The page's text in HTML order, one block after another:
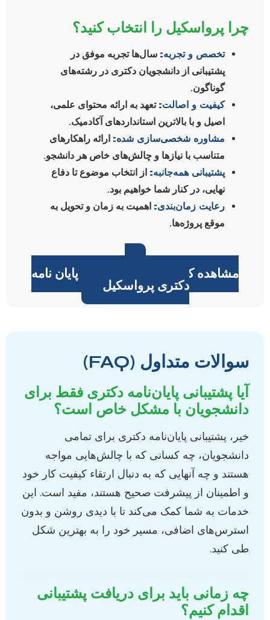
چرا پرواسکیل را انتخاب کنید؟
تخصص و تجربه: سال‌ها تجربه موفق در
پشتیبانی از دانشجویان دکتری در رشته‌های
گوناگون.
کیفیت و اصالت: تعهد به ارائه محتوای علمی،
اصیل و با بالاترین استانداردهای آکادمیک.
مشاوره شخصی‌سازی شده: ارائه راهکارهای
متناسب با نیازها و چالش‌های خاص هر دانشجو.
پشتیبانی همه‌جانبه: از انتخاب موضوع تا دفاع
نهایی، در کنار شما خواهیم بود.
رعایت زمان‌بندی: اهمیت به زمان و تحویل به
موقع پروژه‌ها.
مشاهده کامل خدمات پشتیبانی پایان نامه
دکتری پرواسکیل
سوالات متداول (FAQ)
آیا پشتیبانی پایان‌نامه دکتری فقط برای
دانشجویان با مشکل خاص است؟
خیر، پشتیبانی پایان‌نامه دکتری برای تمامی
دانشجویان، چه کسانی که با چالش‌هایی مواجه
هستند و چه آنهایی که به دنبال ارتقاء کیفیت کار خود
و اطمینان از پیشرفت صحیح هستند، مفید است. این
خدمات به شما کمک می‌کند تا با دیدی روشن و بدون
استرس‌های اضافی، مسیر خود را به بهترین شکل
طی کنید.
چه زمانی باید برای دریافت پشتیبانی
اقدام کنیم؟